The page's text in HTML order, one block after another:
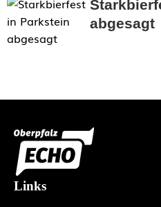
abgesagt
Links